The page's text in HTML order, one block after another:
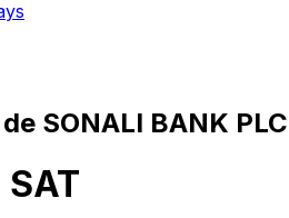
SONALI BANK
SAT